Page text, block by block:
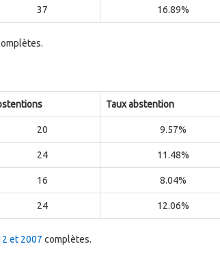
37 16.89%
Taux abstention
20 9.57%
24 11.48%
16 8.04%
24 12.06%
et 2007 complètes.